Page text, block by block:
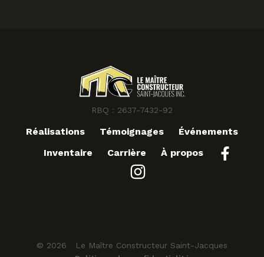
RBQ : 2637-7432-92
Réalisations Témoignages
Événements
Inventaire
Carrière À propos
© 2026 Le Maître Constructeur Saint-Jacques